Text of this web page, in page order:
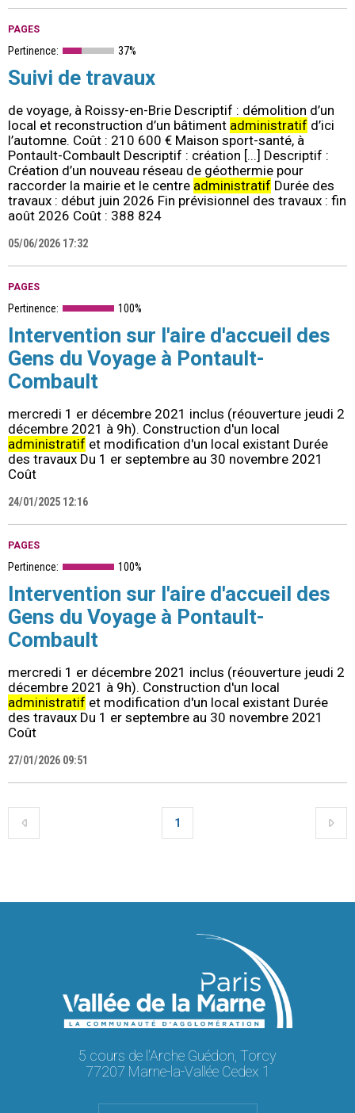
PAGES
Pertinence: 37%
Suivi de travaux
de voyage, à Roissy-en-Brie Descriptif : démolition d’un
local et reconstruction d’un bâtiment administratif d’ici
l’automne. Coût : 210 600 € Maison sport-santé, à
Pontault-Combault Descriptif : création [...] Descriptif :
Création d’un nouveau réseau de géothermie pour
raccorder la mairie et le centre administratif Durée des
travaux : début juin 2026 Fin prévisionnel des travaux : fin
août 2026 Coût : 388 824
05/06/2026 17:32
PAGES
Pertinence: 100%
Intervention sur l'aire d'accueil des
Gens du Voyage à Pontault-
Combault
mercredi 1 er décembre 2021 inclus (réouverture jeudi 2
décembre 2021 à 9h). Construction d'un local
administratif et modification d'un local existant Durée
des travaux Du 1 er septembre au 30 novembre 2021
Coût
24/01/2025 12:16
PAGES
Pertinence: 100%
Intervention sur l'aire d'accueil des
Gens du Voyage à Pontault-
Combault
mercredi 1 er décembre 2021 inclus (réouverture jeudi 2
décembre 2021 à 9h). Construction d'un local
administratif et modification d'un local existant Durée
des travaux Du 1 er septembre au 30 novembre 2021
Coût
27/01/2026 09:51
1
5 cours de l'Arche Guédon, Torcy
77207 Marne-la-Vallée Cedex 1